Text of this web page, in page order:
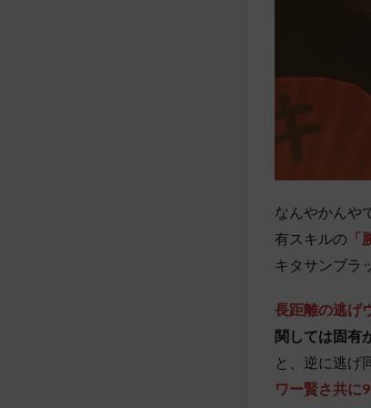
なんやかんや
有スキルの
キタサンブラ
長距離の逃げ
関しては固有
と、逆に逃げ
ワー賢さ共に